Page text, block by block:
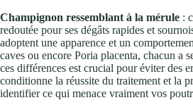
Champignon ressemblant à la mérule :
redoutée pour ses dégâts rapides et
adoptent une apparence et un
caves ou encore Poria placenta, chacun a
ces différences est crucial pour éviter des
conditionne la réussite du traitement et la
identifier ce qui menace vraiment vos